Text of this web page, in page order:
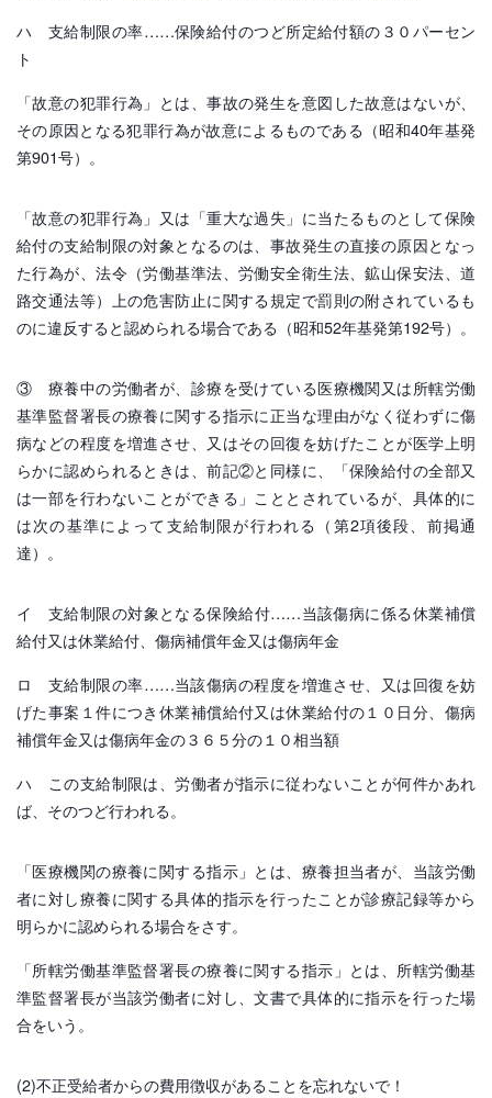
ハ 支給制限の率……保険給付のつど所定給付額の３０パーセン
ト
「故意の犯罪行為」とは、事故の発生を意図した故意はないが、
その原因となる犯罪行為が故意によるものである（昭和40年基発
第901号）。
「故意の犯罪行為」又は「重大な過失」に当たるものとして保険
給付の支給制限の対象となるのは、事故発生の直接の原因となっ
た行為が、法令（労働基準法、労働安全衛生法、鉱山保安法、道
路交通法等）上の危害防止に関する規定で罰則の附されているも
のに違反すると認められる場合である（昭和52年基発第192号）。
③ 療養中の労働者が、診療を受けている医療機関又は所轄労働
基準監督署長の療養に関する指示に正当な理由がなく従わずに傷
病などの程度を増進させ、又はその回復を妨げたことが医学上明
らかに認められるときは、前記②と同様に、「保険給付の全部又
は一部を行わないことができる」こととされているが、具体的に
は次の基準によって支給制限が行われる（第2項後段、前掲通
達）。
イ 支給制限の対象となる保険給付……当該傷病に係る休業補償
給付又は休業給付、傷病補償年金又は傷病年金
ロ 支給制限の率……当該傷病の程度を増進させ、又は回復を妨
げた事案１件につき休業補償給付又は休業給付の１０日分、傷病
補償年金又は傷病年金の３６５分の１０相当額
ハ この支給制限は、労働者が指示に従わないことが何件かあれ
ば、そのつど行われる。
「医療機関の療養に関する指示」とは、療養担当者が、当該労働
者に対し療養に関する具体的指示を行ったことが診療記録等から
明らかに認められる場合をさす。
「所轄労働基準監督署長の療養に関する指示」とは、所轄労働基
準監督署長が当該労働者に対し、文書で具体的に指示を行った場
合をいう。
(2)不正受給者からの費用徴収があることを忘れないで！